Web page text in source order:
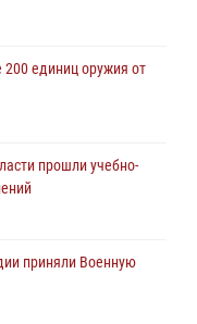
охраны
лагеря со службой
в праздновании Дня
единиц оружия от
прошли учебно-
приняли Военную